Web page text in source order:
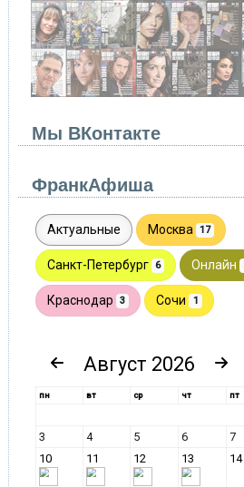
Мы ВКонтакте
ФранкАфиша